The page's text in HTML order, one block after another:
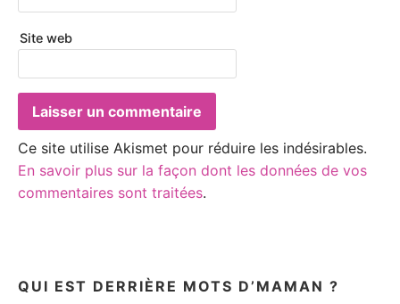
Site web
Ce site utilise Akismet pour réduire les indésirables.
En savoir plus sur la façon dont les données de vos
commentaires sont traitées.
QUI EST DERRIÈRE MOTS D’MAMAN ?